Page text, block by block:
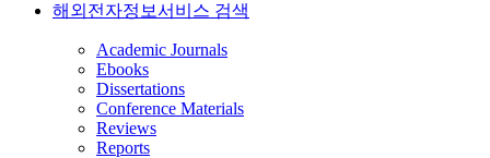
해외전자정보서비스 검색
Academic Journals
Ebooks
Dissertations
Conference Materials
Reviews
Reports